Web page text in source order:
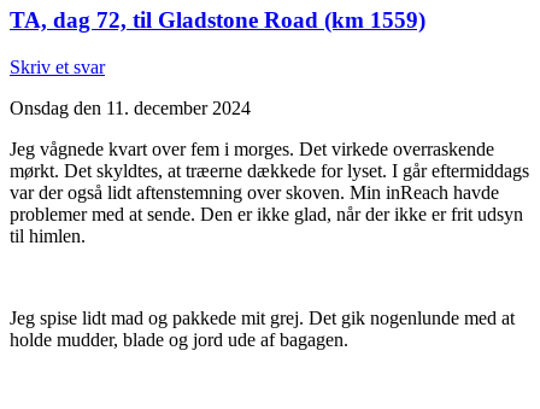
TA, dag 72, til Gladstone Road (km 1559)
Skriv et svar
Onsdag den 11. december 2024
Jeg vågnede kvart over fem i morges. Det virkede overraskende
mørkt. Det skyldtes, at træerne dækkede for lyset. I går eftermiddags
var der også lidt aftenstemning over skoven. Min inReach havde
problemer med at sende. Den er ikke glad, når der ikke er frit udsyn
til himlen.
Jeg spise lidt mad og pakkede mit grej. Det gik nogenlunde med at
holde mudder, blade og jord ude af bagagen.